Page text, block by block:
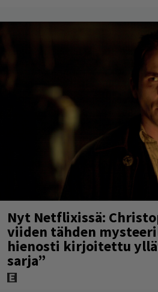
Nyt Netflixissä:
viiden tähden
hienosti kirjoitettu
sarja”